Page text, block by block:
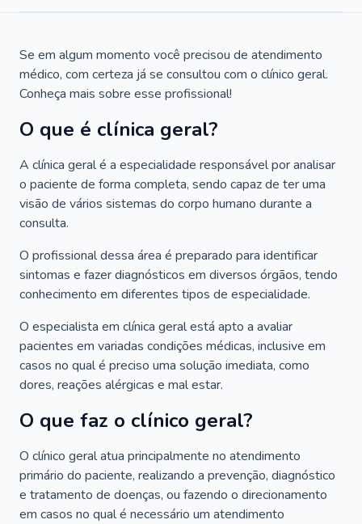
Se em algum momento você precisou de atendimento
médico, com certeza já se consultou com o clínico geral.
Conheça mais sobre esse profissional!
O que é clínica geral?
A clínica geral é a especialidade responsável por analisar
o paciente de forma completa, sendo capaz de ter uma
visão de vários sistemas do corpo humano durante a
consulta.
O profissional dessa área é preparado para identificar
sintomas e fazer diagnósticos em diversos órgãos, tendo
conhecimento em diferentes tipos de especialidade.
O especialista em clínica geral está apto a avaliar
pacientes em variadas condições médicas, inclusive em
casos no qual é preciso uma solução imediata, como
dores, reações alérgicas e mal estar.
O que faz o clínico geral?
O clínico geral atua principalmente no atendimento
primário do paciente, realizando a prevenção, diagnóstico
e tratamento de doenças, ou fazendo o direcionamento
em casos no qual é necessário um atendimento